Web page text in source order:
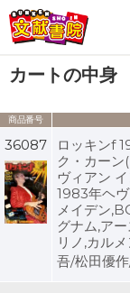
会員登録
ログイン
カートの中身
商品番号
36087
ロッキンf
ク・カーン
ヴィアン
1983年ヘ
メイデン
グナム,ア
リノ,カル
吾/松田優